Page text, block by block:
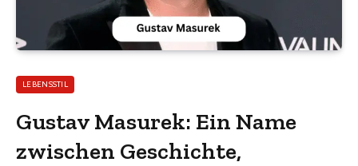
LEBENSSTIL
Gustav Masurek: Ein Name
zwischen Geschichte,